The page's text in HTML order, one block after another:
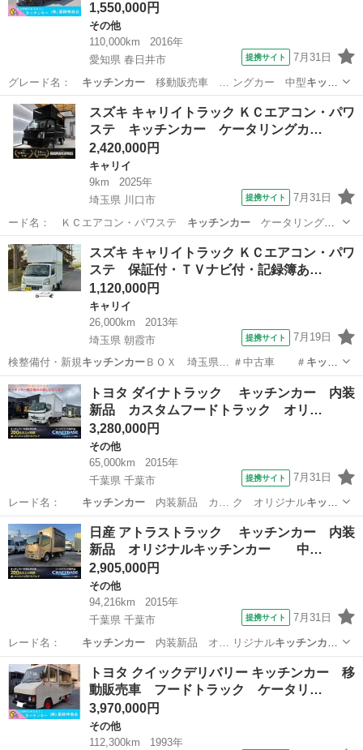
1,550,000円
その他
110,000km
2016年
愛知県 春日井市
提携サイト 7月31日
グレード名： キッチンカー移動販売車 … ングカー 中型キッチ
ンカー中型移動販売…
愛知 春日井市 その他
スズキ キャリイトラック ＫＣエアコン・パワ
ステ キッチンカー ケータリングカ…
2,420,000円
キャリイ
9km
2025年
埼玉県 川口市
提携サイト 7月31日
ード名： ＫＣエアコン・パワステ キッチンカーケータリングカ
ー フードトラック…
埼玉 川口市 キャリイ
スズキ キャリイトラック ＫＣエアコン・パワ
ステ 保証付・ＴＶナビ付・記録簿あ…
1,120,000円
キャリイ
26,000km
2013年
埼玉県 朝霞市
提携サイト 7月19日
検整備付・新規キッチンカーＢＯＸ 埼玉県… ＃中古車 ＃ キッチ
ンカースズキキャリ…
埼玉 朝霞市 キャリイ
トヨタ ダイナトラック キッチンカー 内装
新品 カスタムフードトラック オリ…
3,280,000円
その他
65,000km
2015年
千葉県 千葉市
提携サイト 7月31日
レード名： キッチンカー内装新品 カ… ク オリジナルキッチ
ンカー中型フードト… ラック 中型キッチンカー移動販売車 …
カスタムキッチンカーカスタム移動…
千葉 千葉市 その他
日産 アトラストラック キッチンカー 内装
新品 オリジナルキッチンカー 中…
2,905,000円
その他
94,216km
2015年
千葉県 千葉市
提携サイト 7月31日
レード名： キッチンカー内装新品 オ… リジナルキッチンカ
ー中型フード… カー カスタムキッチンカー中型キッチン…
千葉 千葉市 その他
トヨタ クイックデリバリー キッチンカー 移
動販売車 フードトラック ケータリ…
3,970,000円
その他
112,300km
1993年